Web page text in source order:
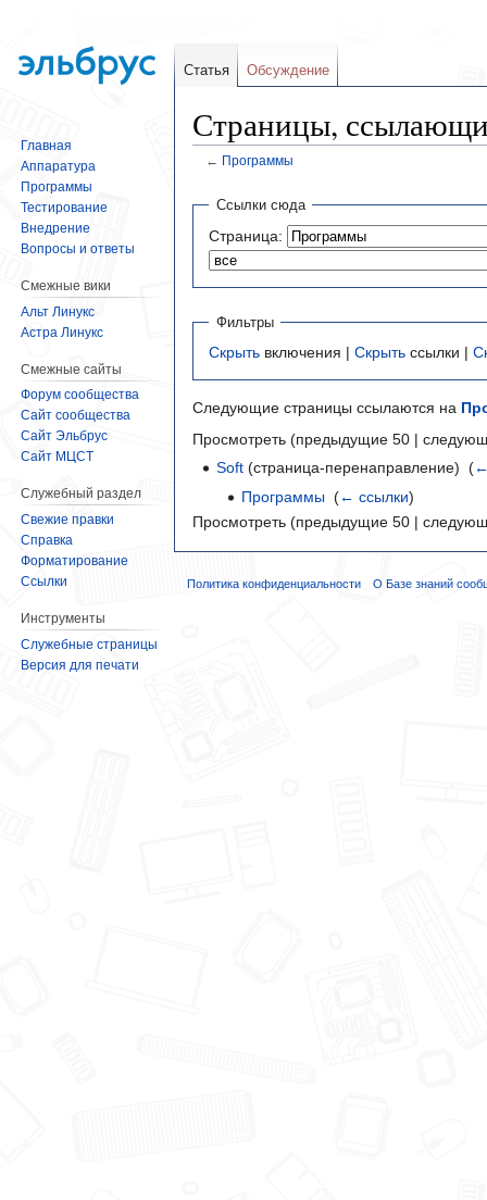
Страницы,
← Программы
Перейти
навигации
Перейти
поиску
Ссылки сюда
Страница:
Фильтры
Скрыть включения | Скрыть ссылки |
Следующие страницы ссылаются на
Просмотреть (предыдущие 50 |
Soft (страница-перенаправление) ‎(
Программы‎ (← ссылки)
Просмотреть (предыдущие 50 |
Статья Обсуждение
Главная
Аппаратура
Программы
Тестирование
Внедрение
Вопросы и ответы
Смежные вики
Альт Линукс
Астра Линукс
Смежные сайты
Форум сообщества
Сайт сообщества
Сайт Эльбрус
Сайт МЦСТ
Служебный раздел
Свежие правки
Справка
Форматирование
Ссылки
Инструменты
Служебные страницы
Версия для печати
Политика конфиденциальности О Базе знаний